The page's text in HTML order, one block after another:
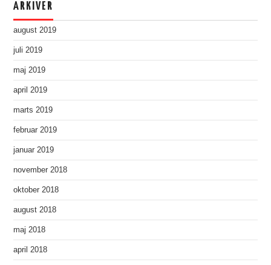
ARKIVER
august 2019
juli 2019
maj 2019
april 2019
marts 2019
februar 2019
januar 2019
november 2018
oktober 2018
august 2018
maj 2018
april 2018